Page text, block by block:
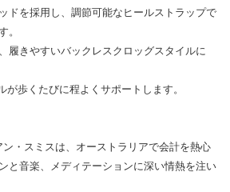
ドを採用し、調節可能なヒールストラップで
。
履きやすいバックレスクロッグスタイルに
が歩くたびに程よくサポートします。
・スミスは、オーストラリアで会計を熱心
と音楽、メディテーションに深い情熱を注い